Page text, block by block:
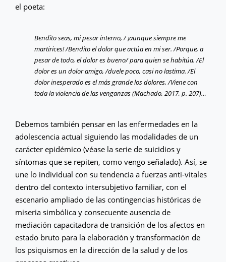
el poeta:
Bendito seas, mi pesar interno, / ¡aunque siempre me
martirices! /Bendito el dolor que actúa en mi ser. /Porque, a
pesar de todo, el dolor es bueno/ para quien se habitúa. /El
dolor es un dolor amigo, /duele poco, casi no lastima. /El
dolor inesperado es el más grande los dolores, /Viene con
toda la violencia de las venganzas (Machado, 2017, p. 207)…
Debemos también pensar en las enfermedades en la
adolescencia actual siguiendo las modalidades de un
carácter epidémico (véase la serie de suicidios y
síntomas que se repiten, como vengo señalado). Así, se
une lo individual con su tendencia a fuerzas anti-vitales
dentro del contexto intersubjetivo familiar, con el
escenario ampliado de las contingencias históricas de
miseria simbólica y consecuente ausencia de
mediación capacitadora de transición de los afectos en
estado bruto para la elaboración y transformación de
los psiquismos en la dirección de la salud y de los